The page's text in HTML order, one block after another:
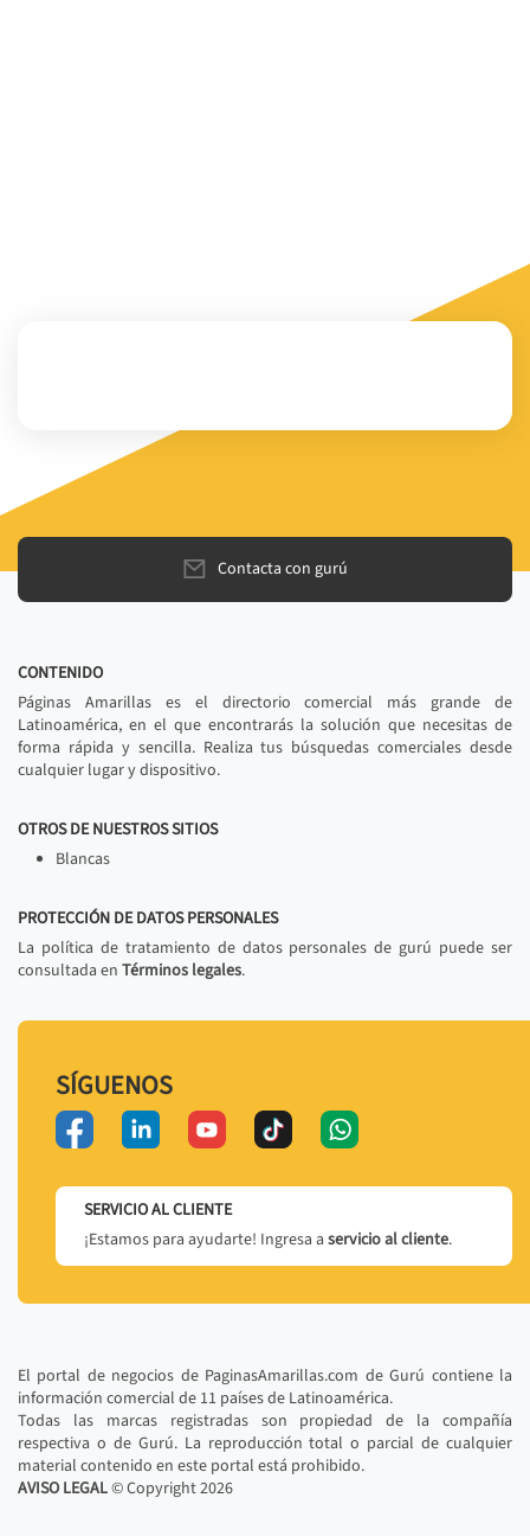
Contacta con gurú
CONTENIDO
Páginas Amarillas es el directorio comercial más grande de
Latinoamérica, en el que encontrarás la solución que necesitas de
forma rápida y sencilla. Realiza tus búsquedas comerciales desde
cualquier lugar y dispositivo.
OTROS DE NUESTROS SITIOS
Blancas
PROTECCIÓN DE DATOS PERSONALES
La política de tratamiento de datos personales de gurú puede ser
consultada en Términos legales.
SÍGUENOS
SERVICIO AL CLIENTE
¡Estamos para ayudarte! Ingresa a servicio al cliente.
El portal de negocios de PaginasAmarillas.com de Gurú contiene la
información comercial de 11 países de Latinoamérica.
Todas las marcas registradas son propiedad de la compañía
respectiva o de Gurú. La reproducción total o parcial de cualquier
material contenido en este portal está prohibido.
AVISO LEGAL© Copyright2026